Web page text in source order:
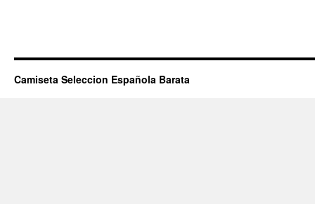
Camiseta Seleccion Española Barata